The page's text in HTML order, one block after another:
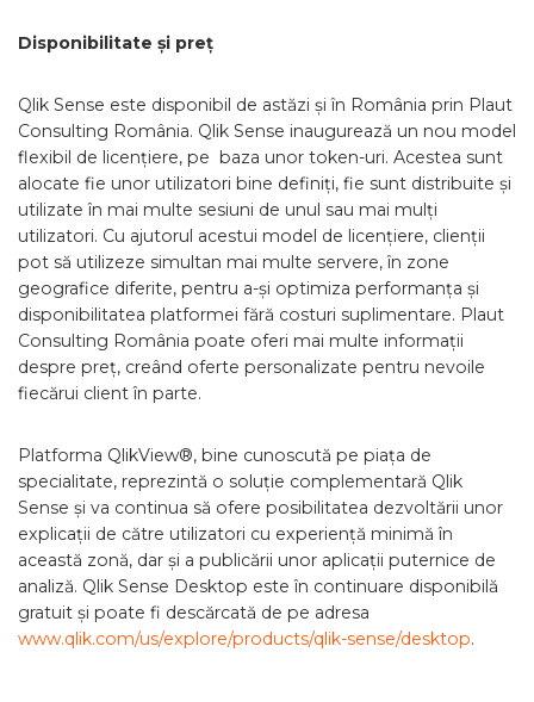
Disponibilitate și preț
Qlik Sense este disponibil de astăzi și în România prin Plaut
Consulting România. Qlik Sense inaugurează un nou model
flexibil de licențiere, pe baza unor token-uri. Acestea sunt
alocate fie unor utilizatori bine definiți, fie sunt distribuite și
utilizate în mai multe sesiuni de unul sau mai mulți
utilizatori. Cu ajutorul acestui model de licențiere, clienții
pot să utilizeze simultan mai multe servere, în zone
geografice diferite, pentru a-și optimiza performanța și
disponibilitatea platformei fără costuri suplimentare. Plaut
Consulting România poate oferi mai multe informații
despre preț, creând oferte personalizate pentru nevoile
fiecărui client în parte.
Platforma QlikView®, bine cunoscută pe piața de
specialitate, reprezintă o soluție complementară Qlik
Sense și va continua să ofere posibilitatea dezvoltării unor
explicații de către utilizatori cu experiență minimă în
această zonă, dar și a publicării unor aplicații puternice de
analiză. Qlik Sense Desktop este în continuare disponibilă
gratuit și poate fi descărcată de pe adresa
www.qlik.com/us/explore/products/qlik-sense/desktop.